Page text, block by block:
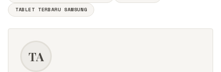
TABLET TERBARU SAMSUNG
TA